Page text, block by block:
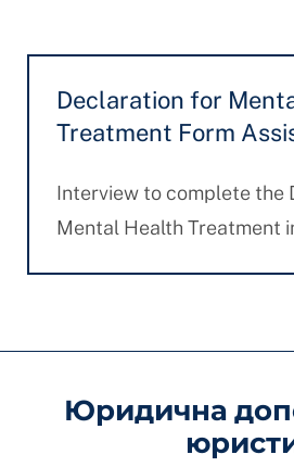
Declaration for
Treatment Form
Interview to complete the
Mental Health Treatment
Юридична